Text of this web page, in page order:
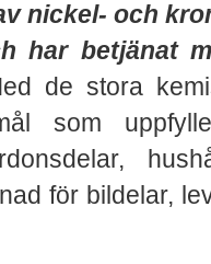
nickel- och
har betjänat
de stora
som
för bildelar,